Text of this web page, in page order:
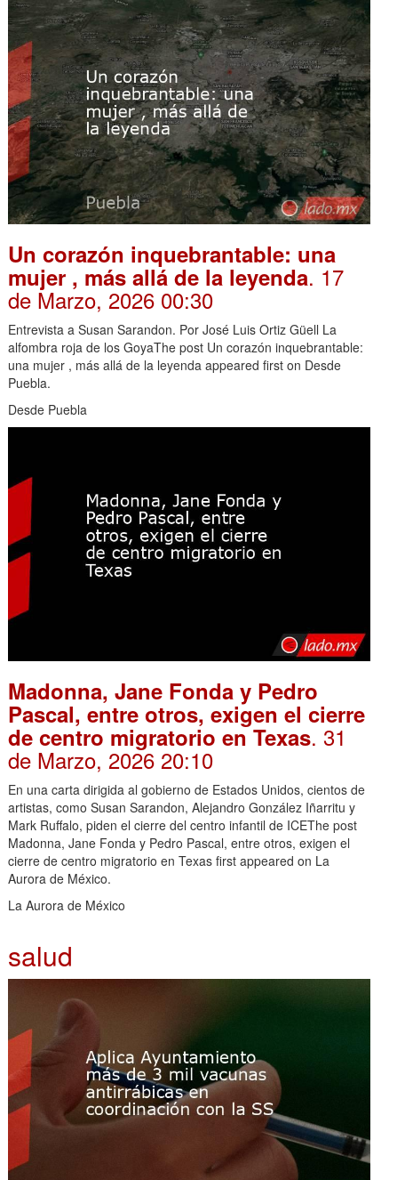
Un corazón inquebrantable: una
mujer , más allá de la leyenda. 17
de Marzo, 2026 00:30
Entrevista a Susan Sarandon. Por José Luis Ortiz Güell La
alfombra roja de los GoyaThe post Un corazón inquebrantable:
una mujer , más allá de la leyenda appeared first on Desde
Puebla.
Desde Puebla
Madonna, Jane Fonda y Pedro
Pascal, entre otros, exigen el cierre
de centro migratorio en Texas. 31
de Marzo, 2026 20:10
En una carta dirigida al gobierno de Estados Unidos, cientos de
artistas, como Susan Sarandon, Alejandro González Iñarritu y
Mark Ruffalo, piden el cierre del centro infantil de ICEThe post
Madonna, Jane Fonda y Pedro Pascal, entre otros, exigen el
cierre de centro migratorio en Texas first appeared on La
Aurora de México.
La Aurora de México
salud